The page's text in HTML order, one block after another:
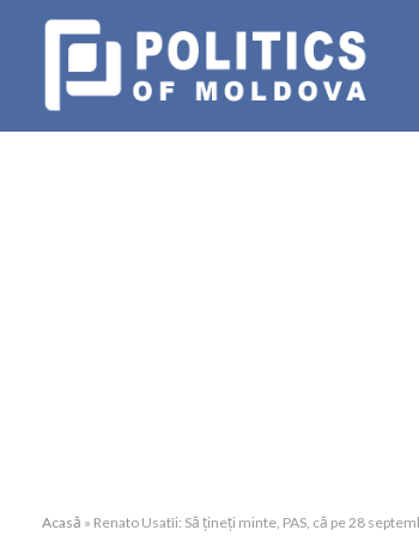
Acasă » Renato Usatîi: Să țineți minte, PAS, că pe 28